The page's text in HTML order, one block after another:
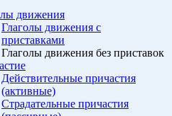
движения
Глаголы движения с
приставками
Глаголы движения без приставок
Действительные причастия
(активные)
Страдательные причастия